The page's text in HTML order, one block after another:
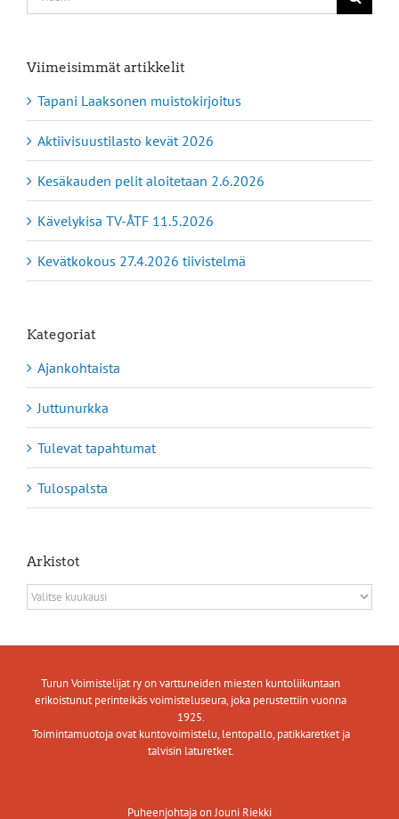
...
Viimeisimmät artikkelit
Tapani Laaksonen muistokirjoitus
Aktiivisuustilasto kevät 2026
Kesäkauden pelit aloitetaan 2.6.2026
Kävelykisa TV-ÅTF 11.5.2026
Kevätkokous 27.4.2026 tiivistelmä
Kategoriat
Ajankohtaista
Juttunurkka
Tulevat tapahtumat
Tulospalsta
Arkistot
Arkistot
Turun Voimistelijat ry on varttuneiden miesten kuntoliikuntaan
erikoistunut perinteikäs voimisteluseura, joka perustettiin vuonna
1925.
Toimintamuotoja ovat kuntovoimistelu, lentopallo, patikkaretket ja
talvisin laturetket.
Puheenjohtaja on Jouni Riekki